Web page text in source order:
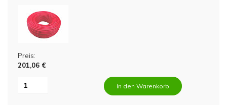
Preis:
201,06 €
In den Warenkorb